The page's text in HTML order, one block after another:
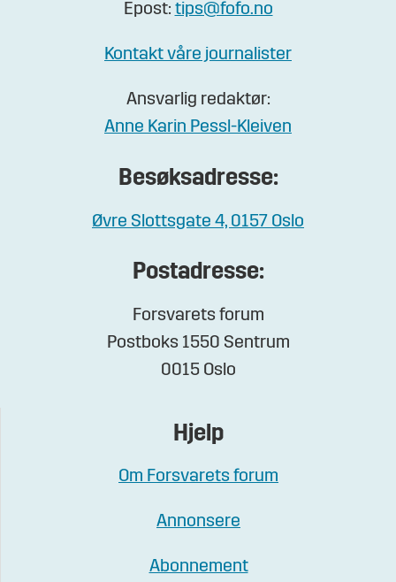
Epost: tips@fofo.no
Kontakt våre journalister
Ansvarlig redaktør:
Anne Karin Pessl-Kleiven
Besøksadresse:
Øvre Slottsgate 4, 0157 Oslo
Postadresse:
Forsvarets forum
Postboks 1550 Sentrum
0015 Oslo
Hjelp
Om Forsvarets forum
Annonsere
Abonnement